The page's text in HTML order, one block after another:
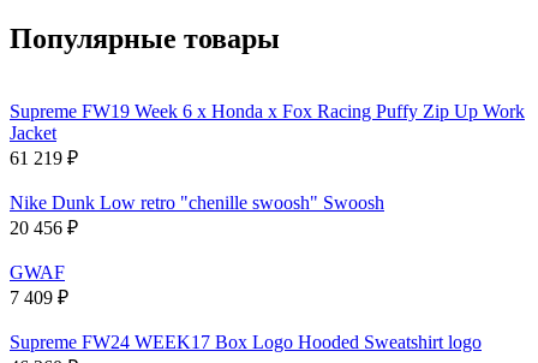
Популярные товары
Supreme FW19 Week 6 x Honda x Fox Racing Puffy Zip Up Work
Jacket
61 219 ₽
Nike Dunk Low retro "chenille swoosh" Swoosh
20 456 ₽
GWAF
7 409 ₽
Supreme FW24 WEEK17 Box Logo Hooded Sweatshirt logo